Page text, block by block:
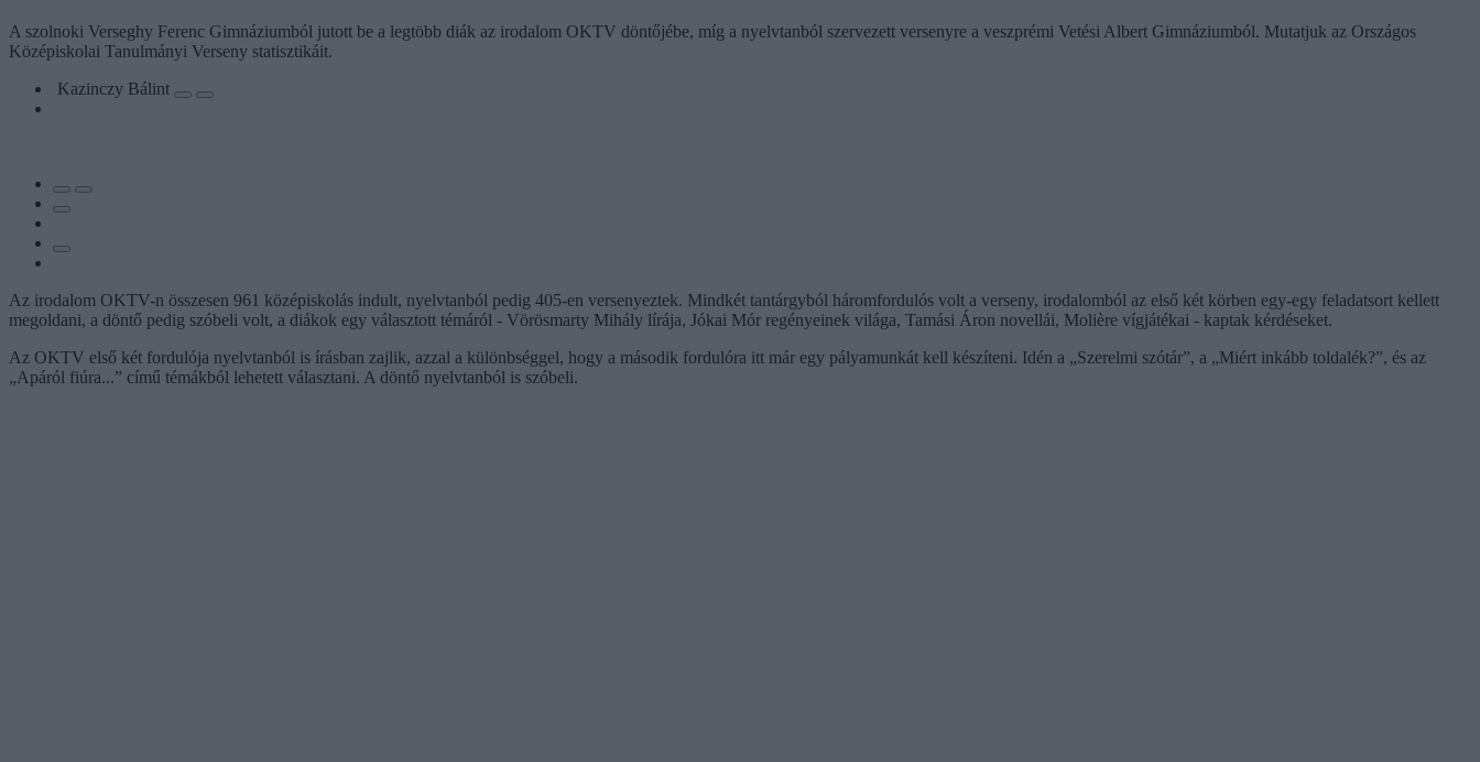
A szolnoki Verseghy Ferenc Gimnáziumból jutott be a legtöbb diák az irodalom OKTV döntőjébe, míg a nyelvtanból szervezett versenyre a veszprémi Vetési Albert Gimnáziumból. Mutatjuk az Országos
Középiskolai Tanulmányi Verseny statisztikáit.
Kazinczy Bálint
Az irodalom OKTV-n összesen 961 középiskolás indult, nyelvtanból pedig 405-en versenyeztek. Mindkét tantárgyból háromfordulós volt a verseny, irodalomból az első két körben egy-egy feladatsort kellett
megoldani, a döntő pedig szóbeli volt, a diákok egy választott témáról - Vörösmarty Mihály lírája, Jókai Mór regényeinek világa, Tamási Áron novellái, Molière vígjátékai - kaptak kérdéseket.
Az OKTV első két fordulója nyelvtanból is írásban zajlik, azzal a különbséggel, hogy a második fordulóra itt már egy pályamunkát kell készíteni. Idén a „Szerelmi szótár”, a „Miért inkább toldalék?”, és az
„Apáról fiúra...” című témákból lehetett választani. A döntő nyelvtanból is szóbeli.